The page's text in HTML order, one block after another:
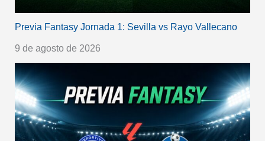
Previa Fantasy Jornada 1: Sevilla vs Rayo Vallecano
9 de agosto de 2026